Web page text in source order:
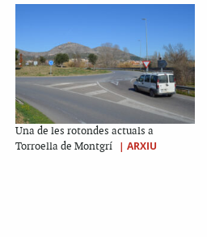
Una de les rotondes actuals a
Torroella de Montgrí
| ARXIU